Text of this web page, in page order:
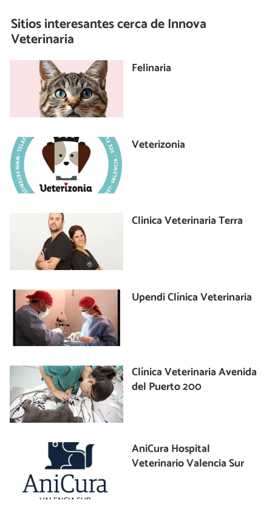
Sitios interesantes cerca deInnova
Veterinaria
Felinaria
Veterizonia
Clinica Veterinaria Terra
Upendi Clínica Veterinaria
Clínica Veterinaria Avenida
del Puerto 200
AniCura Hospital
Veterinario Valencia Sur